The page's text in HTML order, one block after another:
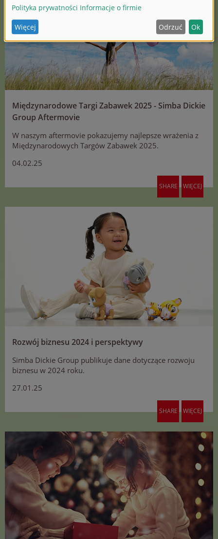
Międzynarodowe Targi Zabawek 2025 - Simba Dickie
Group Aftermovie
W naszym aftermovie pokazujemy najlepsze wrażenia z
Międzynarodowych Targów Zabawek 2025.
04.02.25
SHARE WIĘCEJ
Rozwój biznesu 2024 i perspektywy
Simba Dickie Group publikuje dane dotyczące rozwoju
biznesu w 2024 roku.
27.01.25
SHARE WIĘCEJ